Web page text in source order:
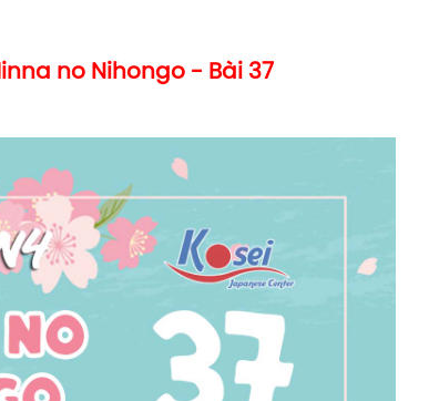
no Nihongo - Bài 37